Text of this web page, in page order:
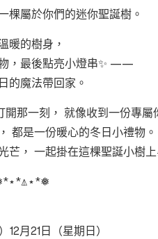
棵屬於你們的迷你聖誕樹。
暖的樹身，
，最後點亮小燈串✨ ——
的魔法帶回家。
那一刻， 就像收到一份專屬
都是一份暖心的冬日小禮物。
芒， 一起掛在這棵聖誕小樹上
12月 21 日（星期日）